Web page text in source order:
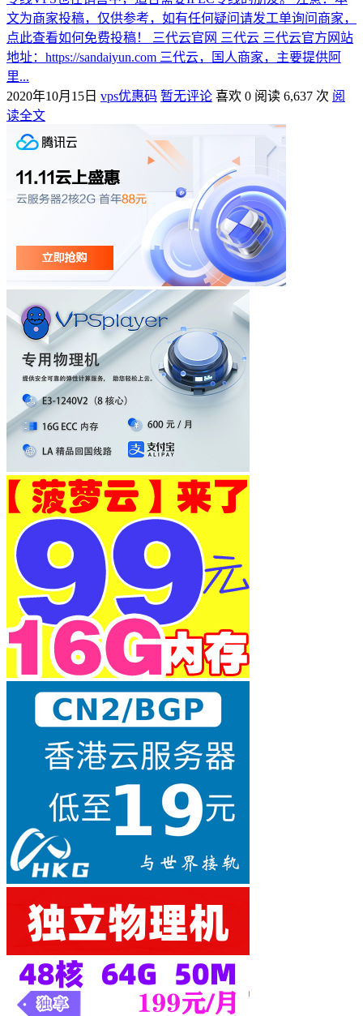
文为商家投稿，仅供参考，如有任何疑问请发工单询问商家，
点此查看如何免费投稿！ 三代云官网 三代云 三代云官方网站
地址：https://sandaiyun.com 三代云，国人商家，主要提供阿
里...
2020年10月15日 vps优惠码 暂无评论 喜欢 0 阅读 6,637 次 阅
读全文